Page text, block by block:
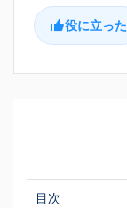
役に立った
目次